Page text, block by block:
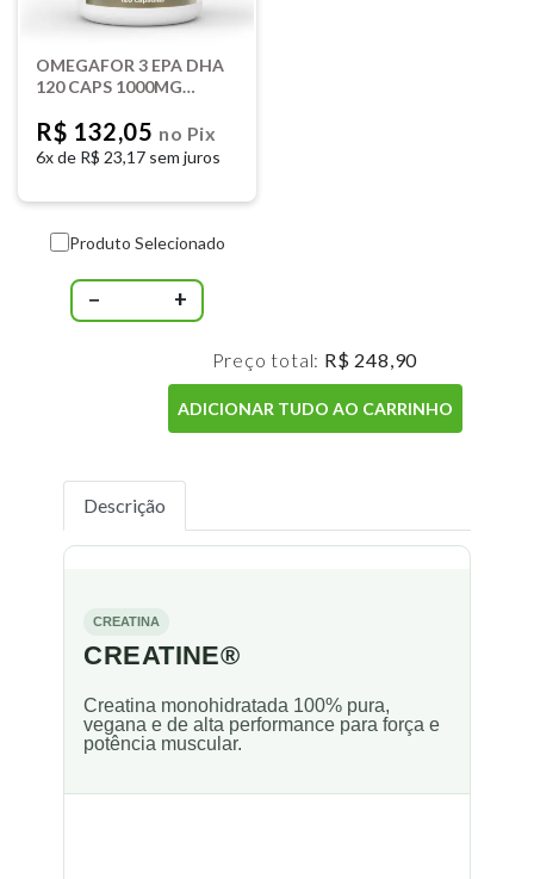
OMEGAFOR 3 EPA DHA
120 CAPS 1000MG
R$ 132,05 no Pix
6x de R$ 23,17 sem juros
Produto Selecionado
− +
Preço total: R$ 248,90
ADICIONAR TUDO AO CARRINHO
Descrição
CREATINA
CREATINE®
Creatina monohidratada 100% pura,
vegana e de alta performance para força e
potência muscular.